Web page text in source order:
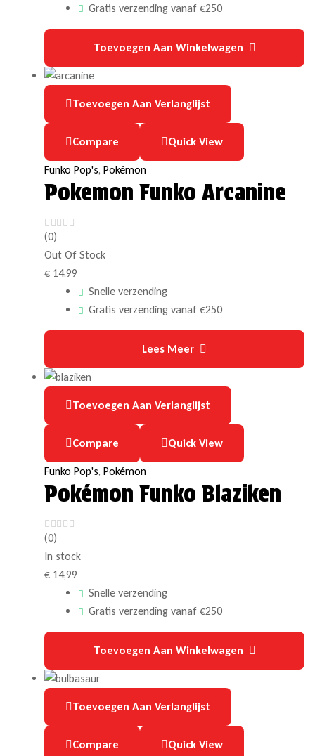
Gratis verzending vanaf €250
Toevoegen Aan Winkelwagen
Toevoegen Aan Verlanglijst
Compare Quick View
Funko Pop's, Pokémon
Pokemon Funko Arcanine
(0)
Out Of Stock
€ 14,99
Snelle verzending
Gratis verzending vanaf €250
Lees Meer
Toevoegen Aan Verlanglijst
Compare Quick View
Funko Pop's, Pokémon
Pokémon Funko Blaziken
(0)
In stock
€ 14,99
Snelle verzending
Gratis verzending vanaf €250
Toevoegen Aan Winkelwagen
Toevoegen Aan Verlanglijst
Compare Quick View